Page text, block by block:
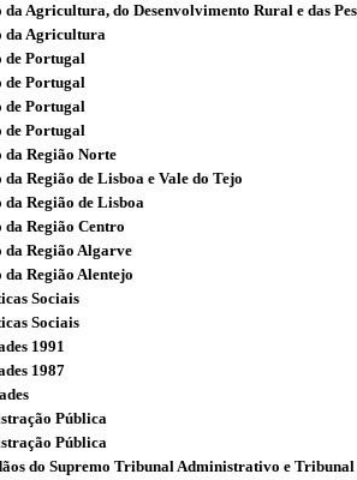
Agricultura, do Desenvolvimento Rural e das
da Agricultura
de Portugal
de Portugal
de Portugal
de Portugal
Região Norte
Região de Lisboa e Vale do Tejo
Região de Lisboa
Região Centro
Região Algarve
Região Alentejo
Sociais
Sociais
1991
1987
Pública
Pública
do Supremo Tribunal Administrativo e